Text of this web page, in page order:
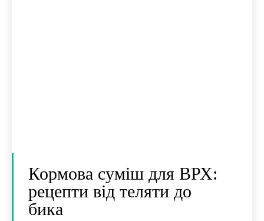
Кормова суміш для ВРХ:
рецепти від теляти до
бика